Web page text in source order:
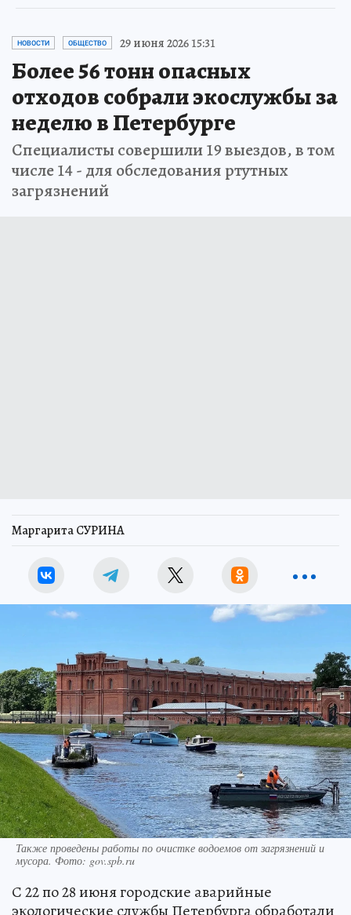
НОВОСТИ ОБЩЕСТВО 29 июня 2026 15:31
Более 56 тонн опасных
отходов собрали экослужбы за
неделю в Петербурге
Специалисты совершили 19 выездов, в том
числе 14 - для обследования ртутных
загрязнений
Маргарита СУРИНА
Также проведены работы по очистке водоемов от загрязнений и
мусора. Фото: gov.spb.ru
С 22 по 28 июня городские аварийные